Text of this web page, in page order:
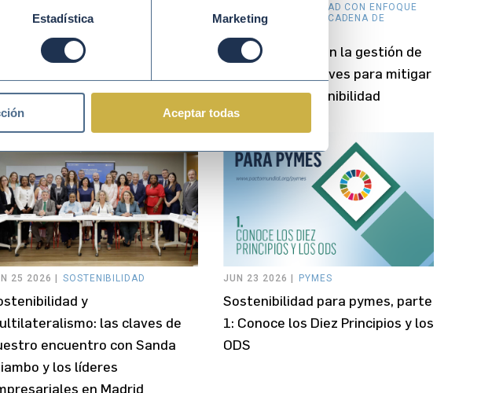
Estadística Marketing
Aceptar todas
desafíos y la Ruta de
2026
SOSTENIBILIDAD CON ENFOQUE
SECTORIAL Y CADENA DE
SUMINISTRO
Puntos críticos en la gestión de
proveedores: claves para mitigar
riesgos de sostenibilidad
25 2026 | SOSTENIBILIDAD
y
las claves de
encuentro con Sanda
y los líderes
en Madrid
JUN 23 2026 | PYMES
Sostenibilidad para pymes, parte
1: Conoce los Diez Principios y los
ODS